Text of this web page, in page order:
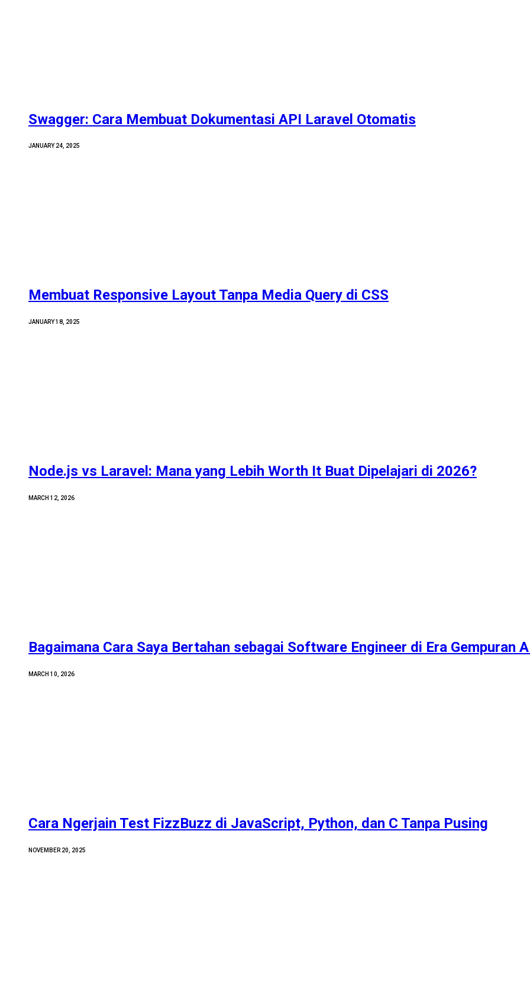
Swagger: Cara Membuat Dokumentasi API Laravel Otomatis
JANUARY 24, 2025
Membuat Responsive Layout Tanpa Media Query di CSS
JANUARY 18, 2025
Node.js vs Laravel: Mana yang Lebih Worth It Buat Dipelajari di 2026?
MARCH 12, 2026
Bagaimana Cara Saya Bertahan sebagai Software Engineer di Era Gempuran
MARCH 10, 2026
Cara Ngerjain Test FizzBuzz di JavaScript, Python, dan C Tanpa Pusing
NOVEMBER 20, 2025